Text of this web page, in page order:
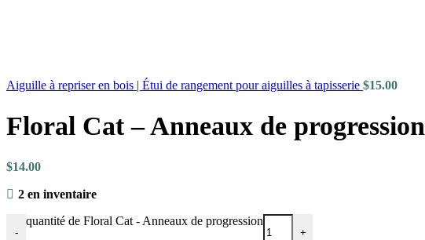
Aiguille à repriser en bois | Étui de rangement pour aiguilles à tapisserie $15.00
Floral Cat – Anneaux de progression
$14.00
2 en inventaire
-
quantité de Floral Cat - Anneaux de progression
+